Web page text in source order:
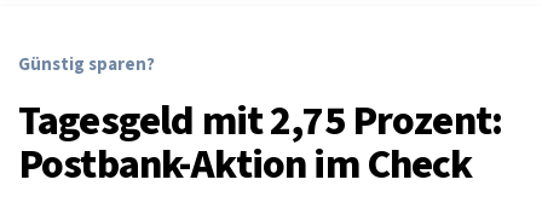
Günstig sparen?
Tagesgeld mit 2,75 Prozent:
Postbank-Aktion im Check